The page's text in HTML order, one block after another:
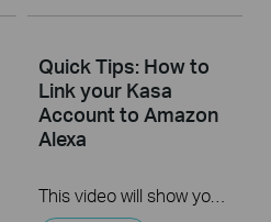
Quick Tips: How to
Link your Kasa
Account to Amazon
Alexa
This video will show you how to how to link your Kasa Account to Google Assistant for voice control.